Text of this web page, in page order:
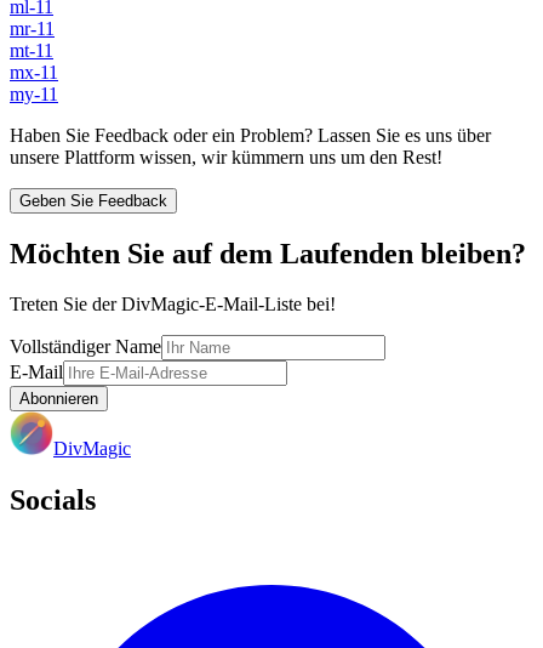
ml-11
mr-11
mt-11
mx-11
my-11
Haben Sie Feedback oder ein Problem? Lassen Sie es uns über
unsere Plattform wissen, wir kümmern uns um den Rest!
Geben Sie Feedback
Möchten Sie auf dem Laufenden bleiben?
Treten Sie der DivMagic-E-Mail-Liste bei!
Vollständiger Name
E-Mail
Abonnieren
DivMagic
Socials